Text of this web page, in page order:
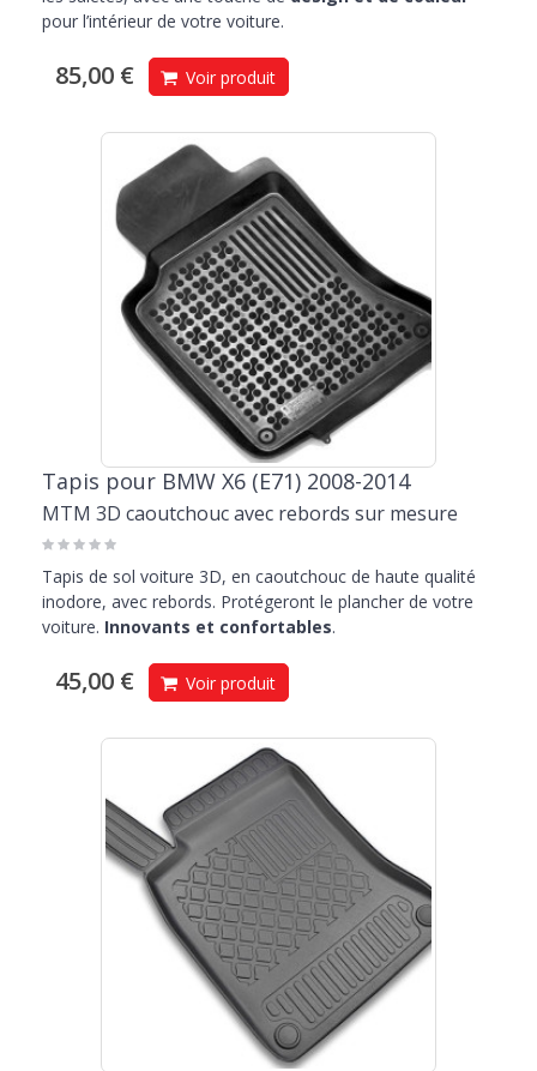
pour l’intérieur de votre voiture.
85,00 € Voir produit
Tapis pour BMW X6 (E71) 2008-2014
MTM 3D caoutchouc avec rebords sur mesure
Tapis de sol voiture 3D, en caoutchouc de haute qualité
inodore, avec rebords. Protégeront le plancher de votre
voiture. Innovants et confortables.
45,00 € Voir produit